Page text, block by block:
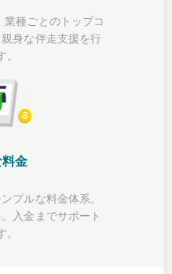
種ごとのトップコ
身な伴走支援を行
。
金
プルな料金体系。
入金までサポート
。